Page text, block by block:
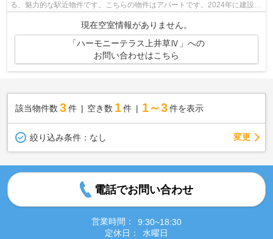
る、魅力的な駅近物件です。こちらの物件はアパートです。2024年に建設さ
現在空室情報がありません。
「ハーモニーテラス上井草Ⅳ」への
お問い合わせはこちら
該当物件数 3件 空き数 1 件 1～3 件を表示
絞り込み条件： なし 変更
電話でお問い合わせ
営業時間：
9:30~18:30
定休日：
水曜日